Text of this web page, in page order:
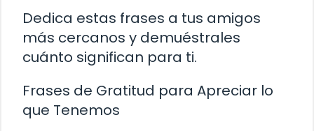
Dedica estas frases a tus amigos
más cercanos y demuéstrales
cuánto significan para ti.
Frases de Gratitud para Apreciar lo
que Tenemos